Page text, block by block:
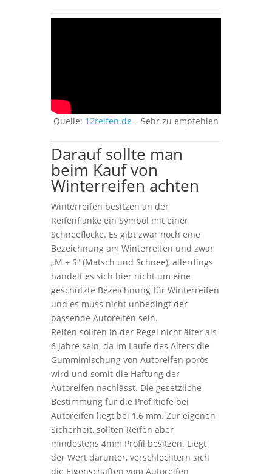
Quelle: 12reifen.de – Sehr zu empfehlen
Darauf sollte man
beim Kauf von
Winterreifen achten
Winterreifen besitzen an der
Reifenflanke ein Symbol mit einer
Schneeflocke. Es gibt zwar noch eine
Bezeichnung am Winterreifen und zwar
„M + S“ (Matsch und Schnee), allerdings
handelt es sich hier nicht um eine
geschützte Bezeichnung für Winterreifen
und es muss nicht unbedingt der
passende Autoreifen sein.
Reifen sollten in der Regel nicht älter als
6 Jahre sein, da im Laufe des Alters die
Gummimischung von Autoreifen porös
wird und somit die Haftung der
Autoreifen nachlässt. Die gesetzliche
Bestimmung für die Profiltiefe bei
Autoreifen liegt bei 1,6 mm. Zur eigenen
Sicherheit, sollten Reifen aber
mindestens 4mm Profil besitzen. Liegt
der Wert darunter, verschlechtern sich
die Eigenschaften vom Autoreifen